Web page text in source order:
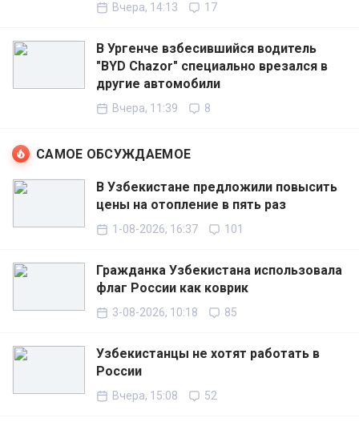
Вчера, 14:13 17
В Ургенче взбесившийся водитель
"BYD Chazor" специально врезался в
другие автомобили
Вчера, 11:39 8
САМОЕ ОБСУЖДАЕМОЕ
В Узбекистане предложили повысить
цены на отопление в пять раз
1-08-2026, 16:37 101
Гражданка Узбекистана использовала
флаг России как коврик
3-08-2026, 10:18 85
Узбекистанцы не хотят работать в
России
Вчера, 15:08 52